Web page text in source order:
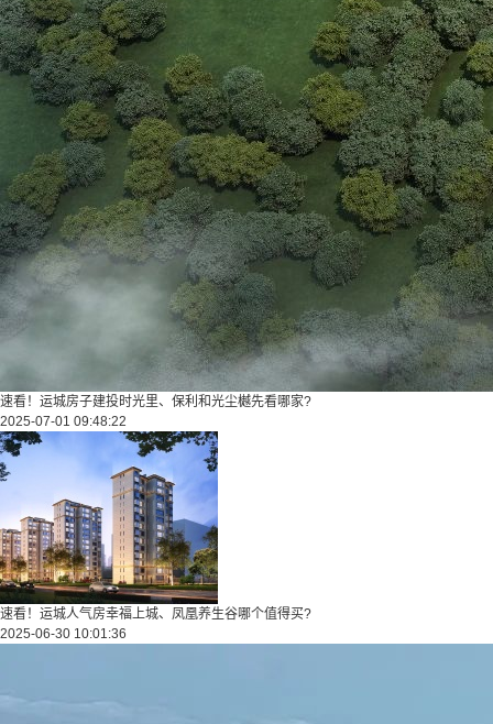
速看！运城房子建投时光里、保利和光尘樾先看哪家?
2025-07-01 09:48:22
速看！运城人气房幸福上城、凤凰养生谷哪个值得买?
2025-06-30 10:01:36